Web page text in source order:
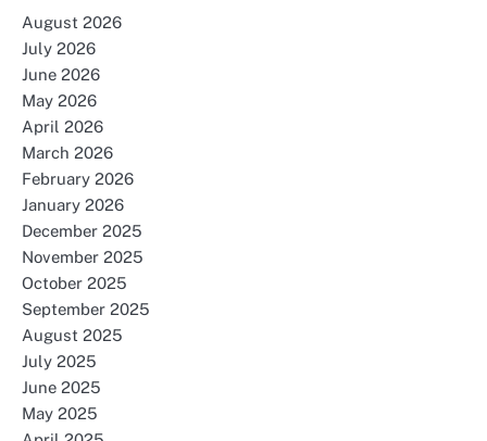
August 2026
July 2026
June 2026
May 2026
April 2026
March 2026
February 2026
January 2026
December 2025
November 2025
October 2025
September 2025
August 2025
July 2025
June 2025
May 2025